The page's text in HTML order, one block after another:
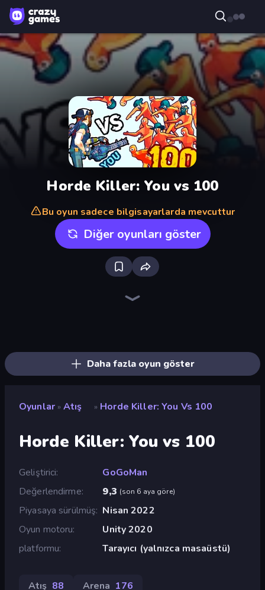
Horde Killer: You vs 100
Bu oyun sadece bilgisayarlarda mevcuttur
Diğer oyunları göster
Daha fazla oyun göster
Oyunlar » Atış » Horde Killer: You Vs 100
Horde Killer: You vs 100
Geliştirici
GoGoMan
Değerlendirme
9,3 (son 6 aya göre)
Piyasaya sürülmüş Nisan 2022
Oyun motoru
Unity 2020
platformu
Tarayıcı (yalnızca masaüstü)
Atış 88 Arena 176